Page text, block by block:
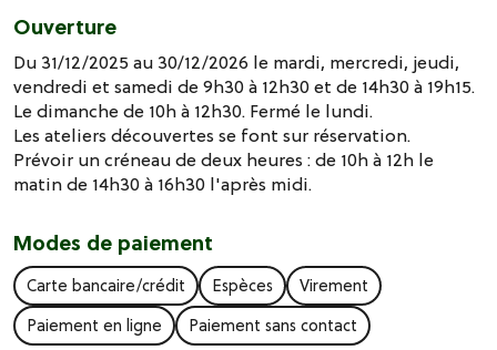
Ouverture
Du 31/12/2025 au 30/12/2026 le mardi, mercredi, jeudi,
vendredi et samedi de 9h30 à 12h30 et de 14h30 à 19h15.
Le dimanche de 10h à 12h30. Fermé le lundi.
Les ateliers découvertes se font sur réservation.
Prévoir un créneau de deux heures : de 10h à 12h le
matin de 14h30 à 16h30 l'après midi.
Modes de paiement
Carte bancaire/crédit Espèces
Virement
Paiement en ligne
Paiement sans contact